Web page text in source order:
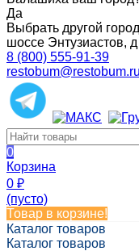
Да
Выбрать другой город
шоссе Энтузиастов,
8 (800) 555-91-39
restobum@restobum.ru
0
Корзина
0 ₽
(пусто)
Товар в корзине!
Каталог товаров
Каталог товаров